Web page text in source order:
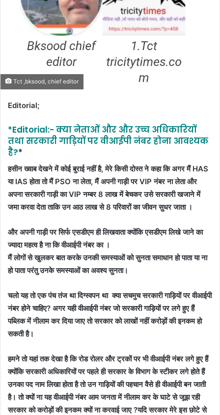
Tct ,bksood, chief editor
Editorial;
*Editorial:- क्या नेताओं और और उच्च अधिकारियों
तथा सरकारी गाड़ियों पर वीआईपी नंबर होना आवश्यक
है?*
हसीन ख्वाब देखने में कोई बुराई नहीं है, मेरे किसी दोस्त ने कहा कि अगर मैं HAS
या IAS होता तो मैं PSO ना लेता, मैं अपनी गाड़ी पर VIP नंबर ना लेता और
अपना सरकारी गाड़ी का VIP नम्बर 8 लाख में बेचकर उसे सरकारी खजाने में
जमा करवा देता ताकि उन आठ लाख से 8 परिवारों का जीवन सुधर जाता ।
और अपनी गाड़ी पर सिर्फ एसडीएम ही लिखवाता क्योंकि एसडीएम लिखे जाने का
ज्यादा महत्व है ना कि वीआईपी नंबर का ।
मैं लोगों से खुलकर बात करके उनकी समस्याओं को सुनता समाधान हो पाता या ना
हो पाता परंतु उनके समस्याओं का अवश्य सुनता।
चलो यह तो एक पंच तंज था दिग्स्वपन था क्या सचमुच सरकारी गाड़ियों पर वीआईपी
नंबर होने चाहिए? अगर यही वीआईपी नंबर जो सरकारी गाड़ियों पर लगे हुए हैं
पब्लिक में नीलाम कर दिया जाए तो सरकार को लाखों नहीं करोड़ों की इनकम हो
सकती है।
हमने तो यहां तक देखा है कि रोड रोलर और ट्रकों पर भी वीआईपी नंबर लगे हुए हैं
क्योंकि सरकारी अधिकारियों पर पहले ही सरकार के विभाग के स्टीकर लगे होते हैं
उनका पद नाम लिखा होता है तो उन गाड़ियों की पहचान वैसे ही वीआईपी बन जाती
है। तो क्यों ना यह वीआईपी नंबर आम जनता में नीलाम कर के घाटे से जूझ रही
सरकार को करोड़ों की इनकम क्यों ना करवाई जाए ?यदि सरकार मेरे इस छोटे से